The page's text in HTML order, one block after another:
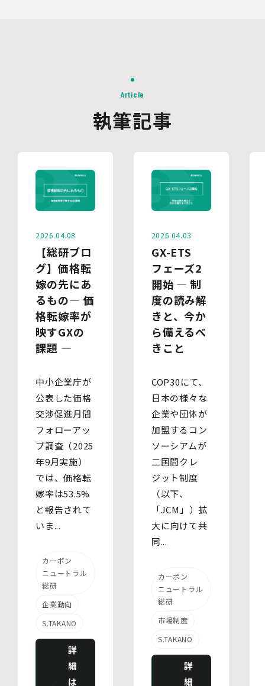
Article
執筆記事
2026.04.08
【総研ブロ
グ】価格転
嫁の先にあ
るもの― 価
格転嫁率が
映すGXの
課題 ―
中小企業庁が
公表した価格
交渉促進月間
フォローアッ
プ調査（2025
年9月実施）
では、価格転
嫁率は53.5%
と報告されて
いま...
カーボン
ニュートラル
総研
企業動向
S.TAKANO
詳
細
は
2026.04.03
GX-ETS
フェーズ2
開始 ― 制
度の読み解
きと、今か
ら備えるべ
きこと
COP30にて、
日本の様々な
企業や団体が
加盟するコン
ソーシアムが
二国間クレ
ジット制度
（以下、
「JCM」）拡
大に向けて共
同...
カーボン
ニュートラル
総研
市場制度
S.TAKANO
詳
細